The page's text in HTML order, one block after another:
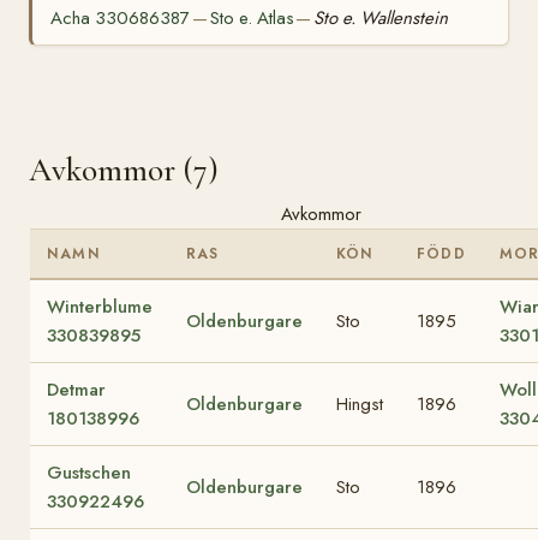
Acha 330686387 —Sto e. Atlas— Sto e. Wallenstein
Avkommor (7)
Avkommor
NAMN RAS KÖN FÖDD
Winterblume
330839895
Oldenburgare Sto 1895
Detmar
180138996
Oldenburgare Hingst 1896
Gustschen
330922496
Oldenburgare Sto 1896